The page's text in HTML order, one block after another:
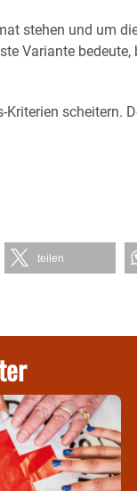
stehen und um
Variante bedeute,
scheitern.
teilen